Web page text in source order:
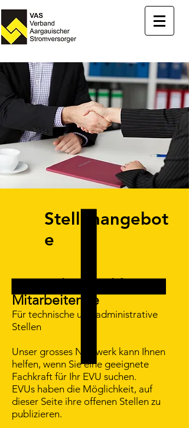
Stellenangebot
e
Mitarbeitende
Für technische und administrative
Stellen
Unser grosses Netzwerk kann Ihnen
helfen, wenn Sie eine geeignete
Fachkraft für Ihr EVU suchen.
EVUs haben die Möglichkeit, auf
dieser Seite ihre offenen Stellen zu
publizieren.